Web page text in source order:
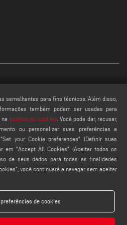
semelhantes para fins técnicos. Além disso,
também podem ser usadas para
política de cookies . Você pode dar, recusar,
ou personalizar suas preferências a
your Cookie preferences" (Definir suas
em "Accept All Cookies" (Aceitar todos os
de seus dados para todas as finalidades
você continuará a navegar sem aceitar
de cookies